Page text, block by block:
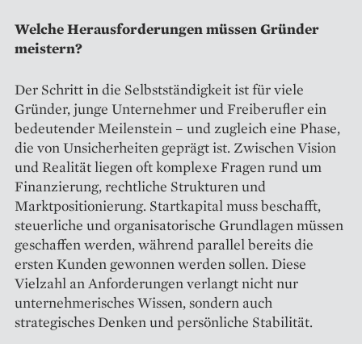
Welche Herausforderungen müssen Gründer
meistern?
Der Schritt in die Selbstständigkeit ist für viele
Gründer, junge Unternehmer und Freiberufler ein
bedeutender Meilenstein – und zugleich eine Phase,
die von Unsicherheiten geprägt ist. Zwischen Vision
und Realität liegen oft komplexe Fragen rund um
Finanzierung, rechtliche Strukturen und
Marktpositionierung. Startkapital muss beschafft,
steuerliche und organisatorische Grundlagen müssen
geschaffen werden, während parallel bereits die
ersten Kunden gewonnen werden sollen. Diese
Vielzahl an Anforderungen verlangt nicht nur
unternehmerisches Wissen, sondern auch
strategisches Denken und persönliche Stabilität.